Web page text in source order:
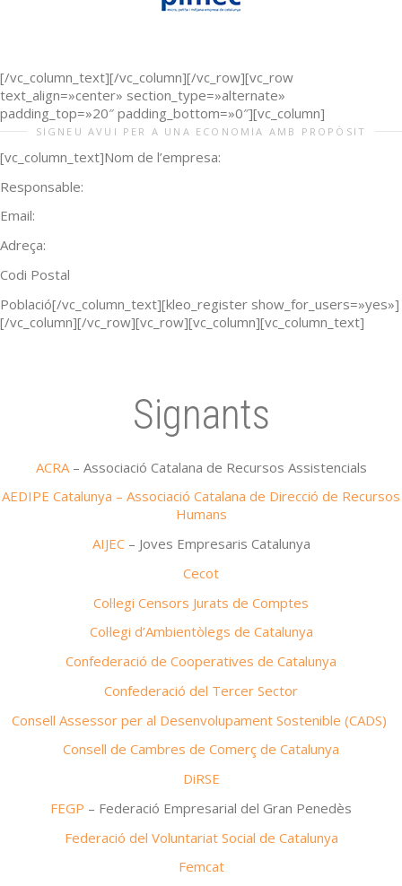
[/vc_column_text][/vc_column][/vc_row][vc_row
text_align=»center» section_type=»alternate»
padding_top=»20″ padding_bottom=»0″][vc_column]
SIGNEU AVUI PER A UNA ECONOMIA AMB PROPÒSIT
[vc_column_text]Nom de l’empresa:
Responsable:
Email:
Adreça:
Codi Postal
Població[/vc_column_text][kleo_register show_for_users=»yes»]
[/vc_column][/vc_row][vc_row][vc_column][vc_column_text]
Signants
ACRA– Associació Catalana de Recursos Assistencials
AEDIPE Catalunya – Associació Catalana de Direcció de Recursos
Humans
AIJEC– Joves Empresaris Catalunya
Cecot
Col·legi Censors Jurats de Comptes
Col·legi d’Ambientòlegs de Catalunya
Confederació de Cooperatives de Catalunya
Confederació del Tercer Sector
Consell Assessor per al Desenvolupament Sostenible (CADS)
Consell de Cambres de Comerç de Catalunya
DiRSE
FEGP – Federació Empresarial del Gran Penedès
Federació del Voluntariat Social de Catalunya
Femcat